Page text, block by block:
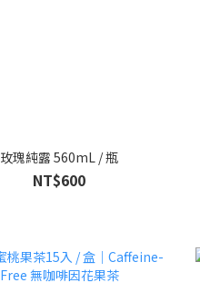
玫瑰純露 560mL / 瓶
NT$600